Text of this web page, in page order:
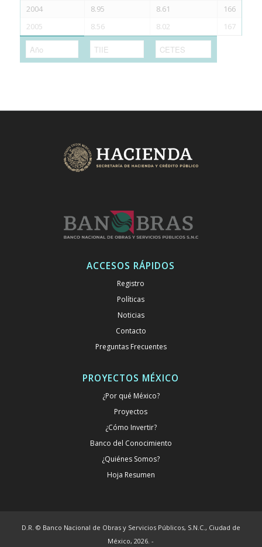
2004
8.95 8.61
166
2005
8.56 8.02 167
ACCESOS RÁPIDOS
Registro
Políticas
Noticias
Contacto
Preguntas Frecuentes
PROYECTOS MÉXICO
¿Por qué México?
Proyectos
¿Cómo Invertir?
Banco del Conocimiento
¿Quiénes Somos?
Hoja Resumen
D.R. © Banco Nacional de Obras y Servicios Públicos, S.N.C., Ciudad de
México, 2026. -